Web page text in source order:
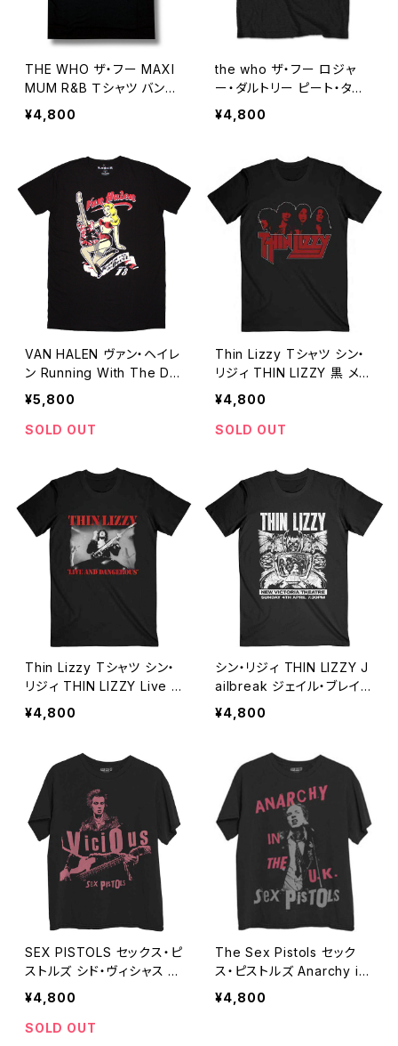
THE WHO ザ・フー MAXI
MUM R&B Ｔシャツ バンド
Tシャツ ロックTシャツ 黒
ブラック ROCKOFF WHO-
¥4,800
the who ザ・フー ロジャ
ー・ダルトリー ピート・タウ
ンゼント キース・ムーン ケ
ニー・ジョーンズ ブラック
ツ メンズ レディース ROCK
OFF who-07
¥4,800
VAN HALEN ヴァン・ヘイレ
ン Running With The De
vil ロックＴシャツ バンドＴ
シャツ メンズ 黒 ブラック R
OCKOFF vh-02
¥5,800
SOLD OUT
Thin Lizzy Tシャツ シン・
リジィ THIN LIZZY 黒 メン
ズ レディース ロックTシャ
ツ バンドTシャツ ブラック R
OCKOFF tl-06
¥4,800
SOLD OUT
Thin Lizzy Tシャツ シン・
リジィ THIN LIZZY Live &
Dangerous 黒 メンズ レデ
ィース ロックTシャツ バン
FF tl-05
¥4,800
シン・リジィ THIN LIZZY J
ailbreak ジェイル・ブレイク
黒 メンズ レディース ロック
Tシャツ バンドTシャツ ブラ
¥4,800
SEX PISTOLS セックス・ピ
ストルズ シド・ヴィシャス Si
d Vicious メンズ レディー
ス PUNK パンク バンドＴシ
ャツ ロックTシャツ ROCK
¥4,800
SOLD OUT
The Sex Pistols セック
ス・ピストルズ Anarchy in
the UK アナーキー・イン・
ザ・U.K. 黒 メンズ レディー
¥4,800